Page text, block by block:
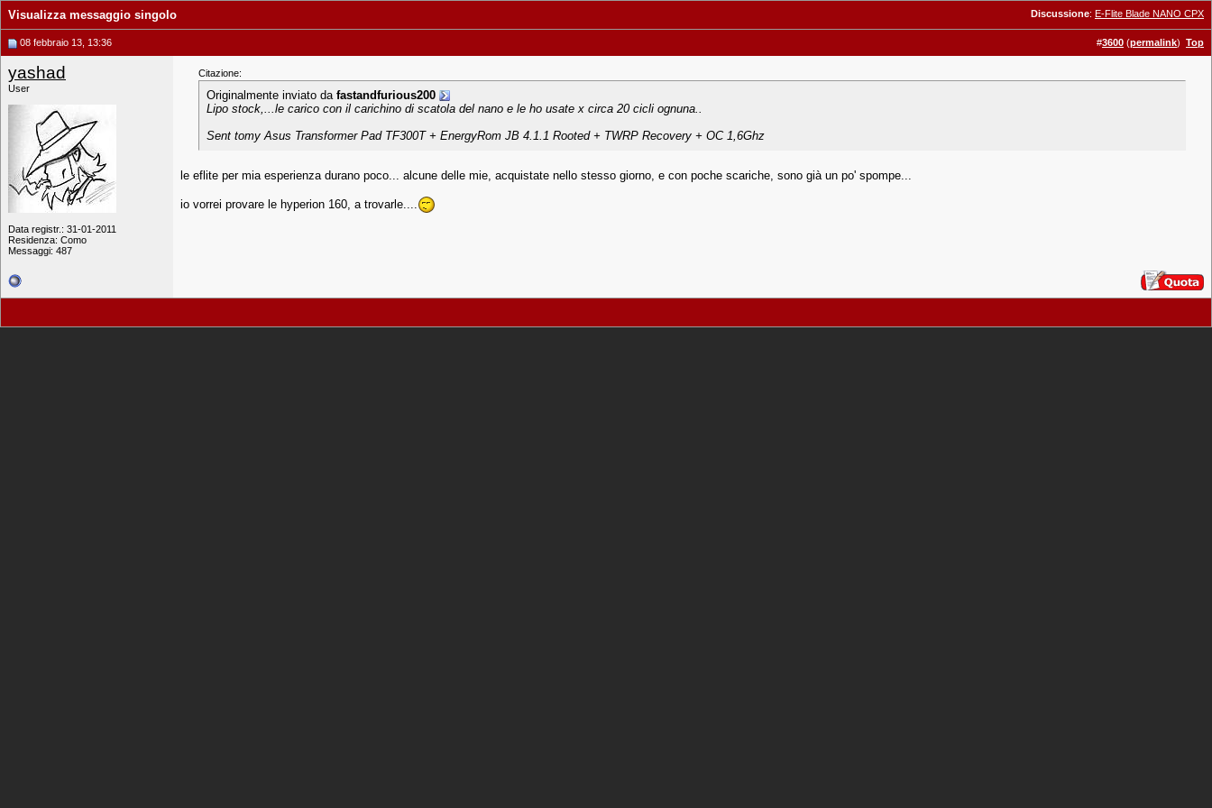
Discussione: E-Flite Blade NANO CPX
Visualizza messaggio singolo
08 febbraio 13, 13:36 #3600 (permalink) Top
yashad
User
Data registr.: 31-01-2011
Residenza: Como
Messaggi: 487
Citazione:
Originalmente inviato da fastandfurious200
Lipo stock,...le carico con il carichino di scatola del nano e le ho usate x circa 20 cicli ognuna..
Sent tomy Asus Transformer Pad TF300T + EnergyRom JB 4.1.1 Rooted + TWRP Recovery + OC 1,6Ghz
le eflite per mia esperienza durano poco... alcune delle mie, acquistate nello stesso giorno, e con poche scariche, sono già un po' spompe...
io vorrei provare le hyperion 160, a trovarle....